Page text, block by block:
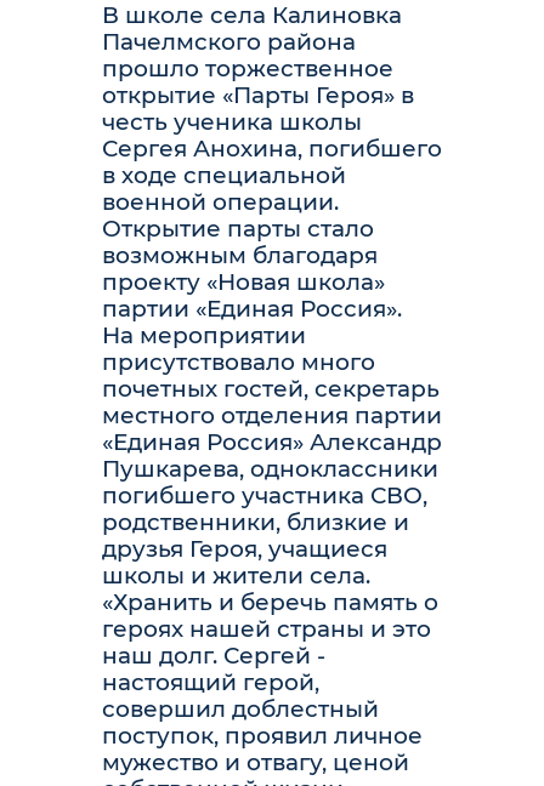
В школе села Калиновка
Пачелмского района
прошло торжественное
открытие «Парты Героя» в
честь ученика школы
Сергея Анохина, погибшего
в ходе специальной
военной операции.
Открытие парты стало
возможным благодаря
проекту «Новая школа»
партии «Единая Россия».
На мероприятии
присутствовало много
почетных гостей, секретарь
местного отделения партии
«Единая Россия» Александр
Пушкарева, одноклассники
погибшего участника СВО,
родственники, близкие и
друзья Героя, учащиеся
школы и жители села.
«Хранить и беречь память о
героях нашей страны и это
наш долг. Сергей -
настоящий герой,
совершил доблестный
поступок, проявил личное
мужество и отвагу, ценой